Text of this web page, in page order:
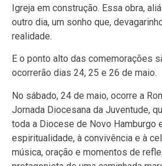
Igreja em construção. Essa obra,
outro dia, um sonho que,
realidade.
E o ponto alto das comemorações
ocorrerão dias 24, 25 e 26 de maio.
No sábado, 24 de maio, ocorre a
Jornada Diocesana da Juventude,
toda a Diocese de Novo Hamburgo
espiritualidade, à convivência e à
música, oração e momentos de